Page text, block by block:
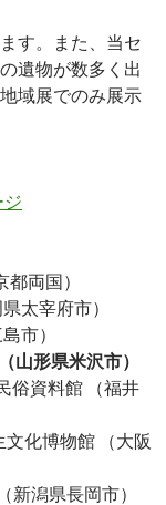
す。また、当セ
遺物が数多く出
域展でのみ展示
両国）
太宰府市）
市）
山形県米沢市）
俗資料館 （福井
化博物館 （大阪
新潟県長岡市）